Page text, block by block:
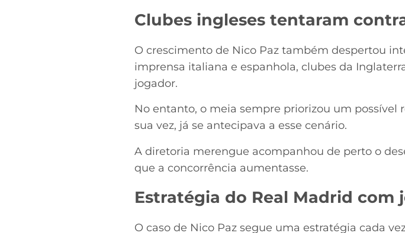
Clubes ingleses tentaram
O crescimento de Nico Paz também despertou
imprensa italiana e espanhola, clubes da
jogador.
No entanto, o meia sempre priorizou um possível
sua vez, já se antecipava a esse cenário.
A diretoria merengue acompanhou de perto o
que a concorrência aumentasse.
Estratégia do Real Madrid com
O caso de Nico Paz segue uma estratégia cada